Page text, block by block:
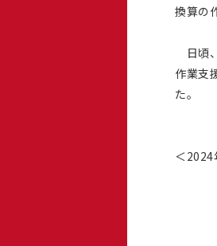
換算の
日頃
作業支
た。
＜